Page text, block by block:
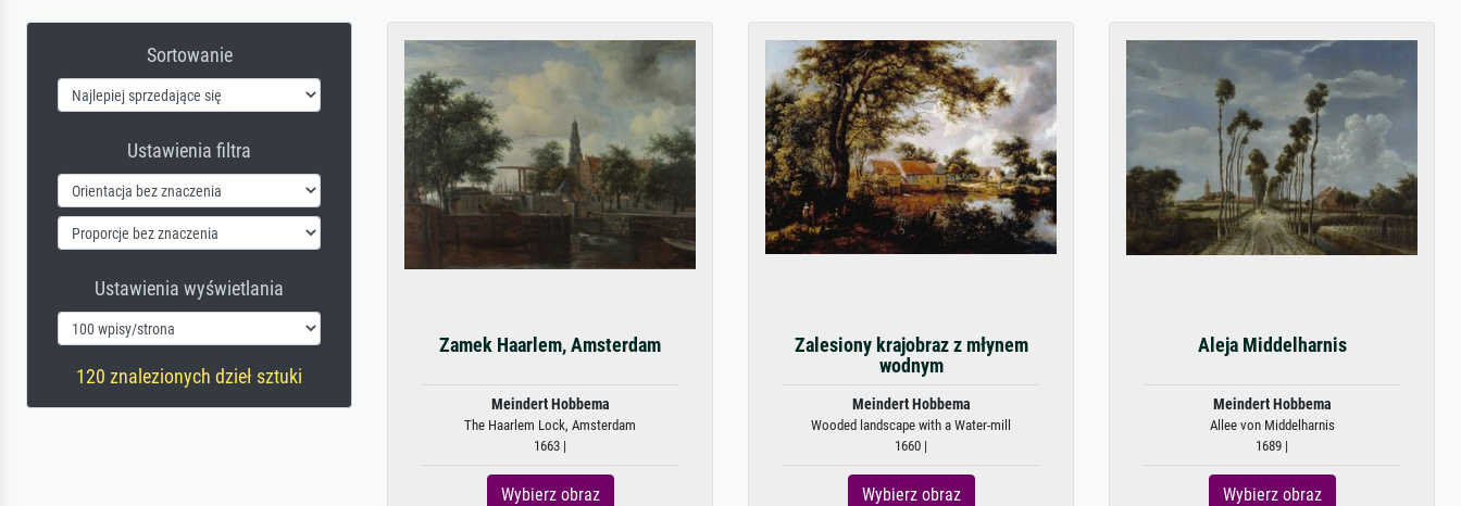
Sortowanie
Ustawienia filtra
Ustawienia wyświetlania
120 znalezionych dzieł sztuki
Zamek Haarlem, Amsterdam
Meindert Hobbema
The Haarlem Lock, Amsterdam
1663 |
Wybierz obraz
Zalesiony krajobraz z młynem
wodnym
Meindert Hobbema
Wooded landscape with a Water-mill
1660 |
Wybierz obraz
Aleja Middelharnis
Meindert Hobbema
Allee von Middelharnis
1689 |
Wybierz obraz